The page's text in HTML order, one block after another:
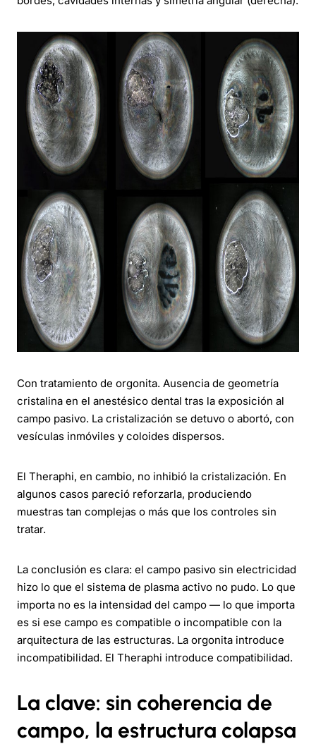
Con tratamiento de orgonita. Ausencia de geometría
cristalina en el anestésico dental tras la exposición al
campo pasivo. La cristalización se detuvo o abortó, con
vesículas inmóviles y coloides dispersos.
El Theraphi, en cambio, no inhibió la cristalización. En
algunos casos pareció reforzarla, produciendo
muestras tan complejas o más que los controles sin
tratar.
La conclusión es clara: el campo pasivo sin electricidad
hizo lo que el sistema de plasma activo no pudo. Lo que
importa no es la intensidad del campo — lo que importa
es si ese campo es compatible o incompatible con la
arquitectura de las estructuras. La orgonita introduce
incompatibilidad. El Theraphi introduce compatibilidad.
La clave: sin coherencia de
campo, la estructura colapsa